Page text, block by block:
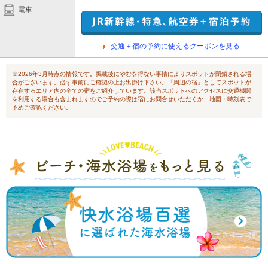
電車
交通＋宿の予約に使えるクーポンを見る
※2026年3月時点の情報です。掲載後にやむを得ない事情によりスポットが閉鎖される場
合がございます。必ず事前にご確認の上お出掛け下さい。「周辺の宿」としてスポットが
存在するエリア内の全ての宿をご紹介しています。該当スポットへのアクセスに交通機関
を利用する場合も含まれますのでご予約の際は宿にお問合せいただくか、地図・時刻表で
予めご確認ください。